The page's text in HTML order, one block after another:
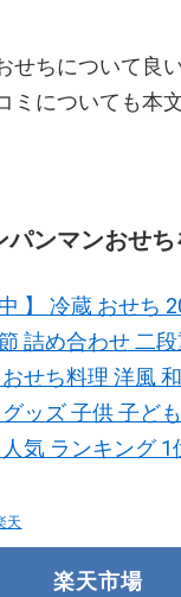
せちについて良
ミについても本
パンマンおせち
】 冷蔵 おせち
詰め合わせ 二
せち料理 洋風
ッズ 子供 子ど
気 ランキング
天
楽天市場